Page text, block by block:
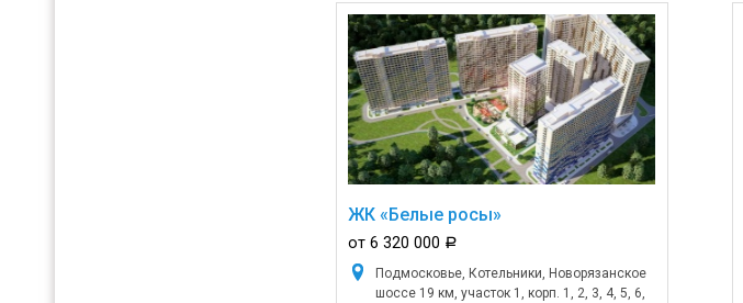
ЖК «Белые росы»
от 6 320 000 a
Подмосковье, Котельники, Новорязанское
шоссе 19 км, участок 1, корп. 1, 2, 3, 4, 5, 6,